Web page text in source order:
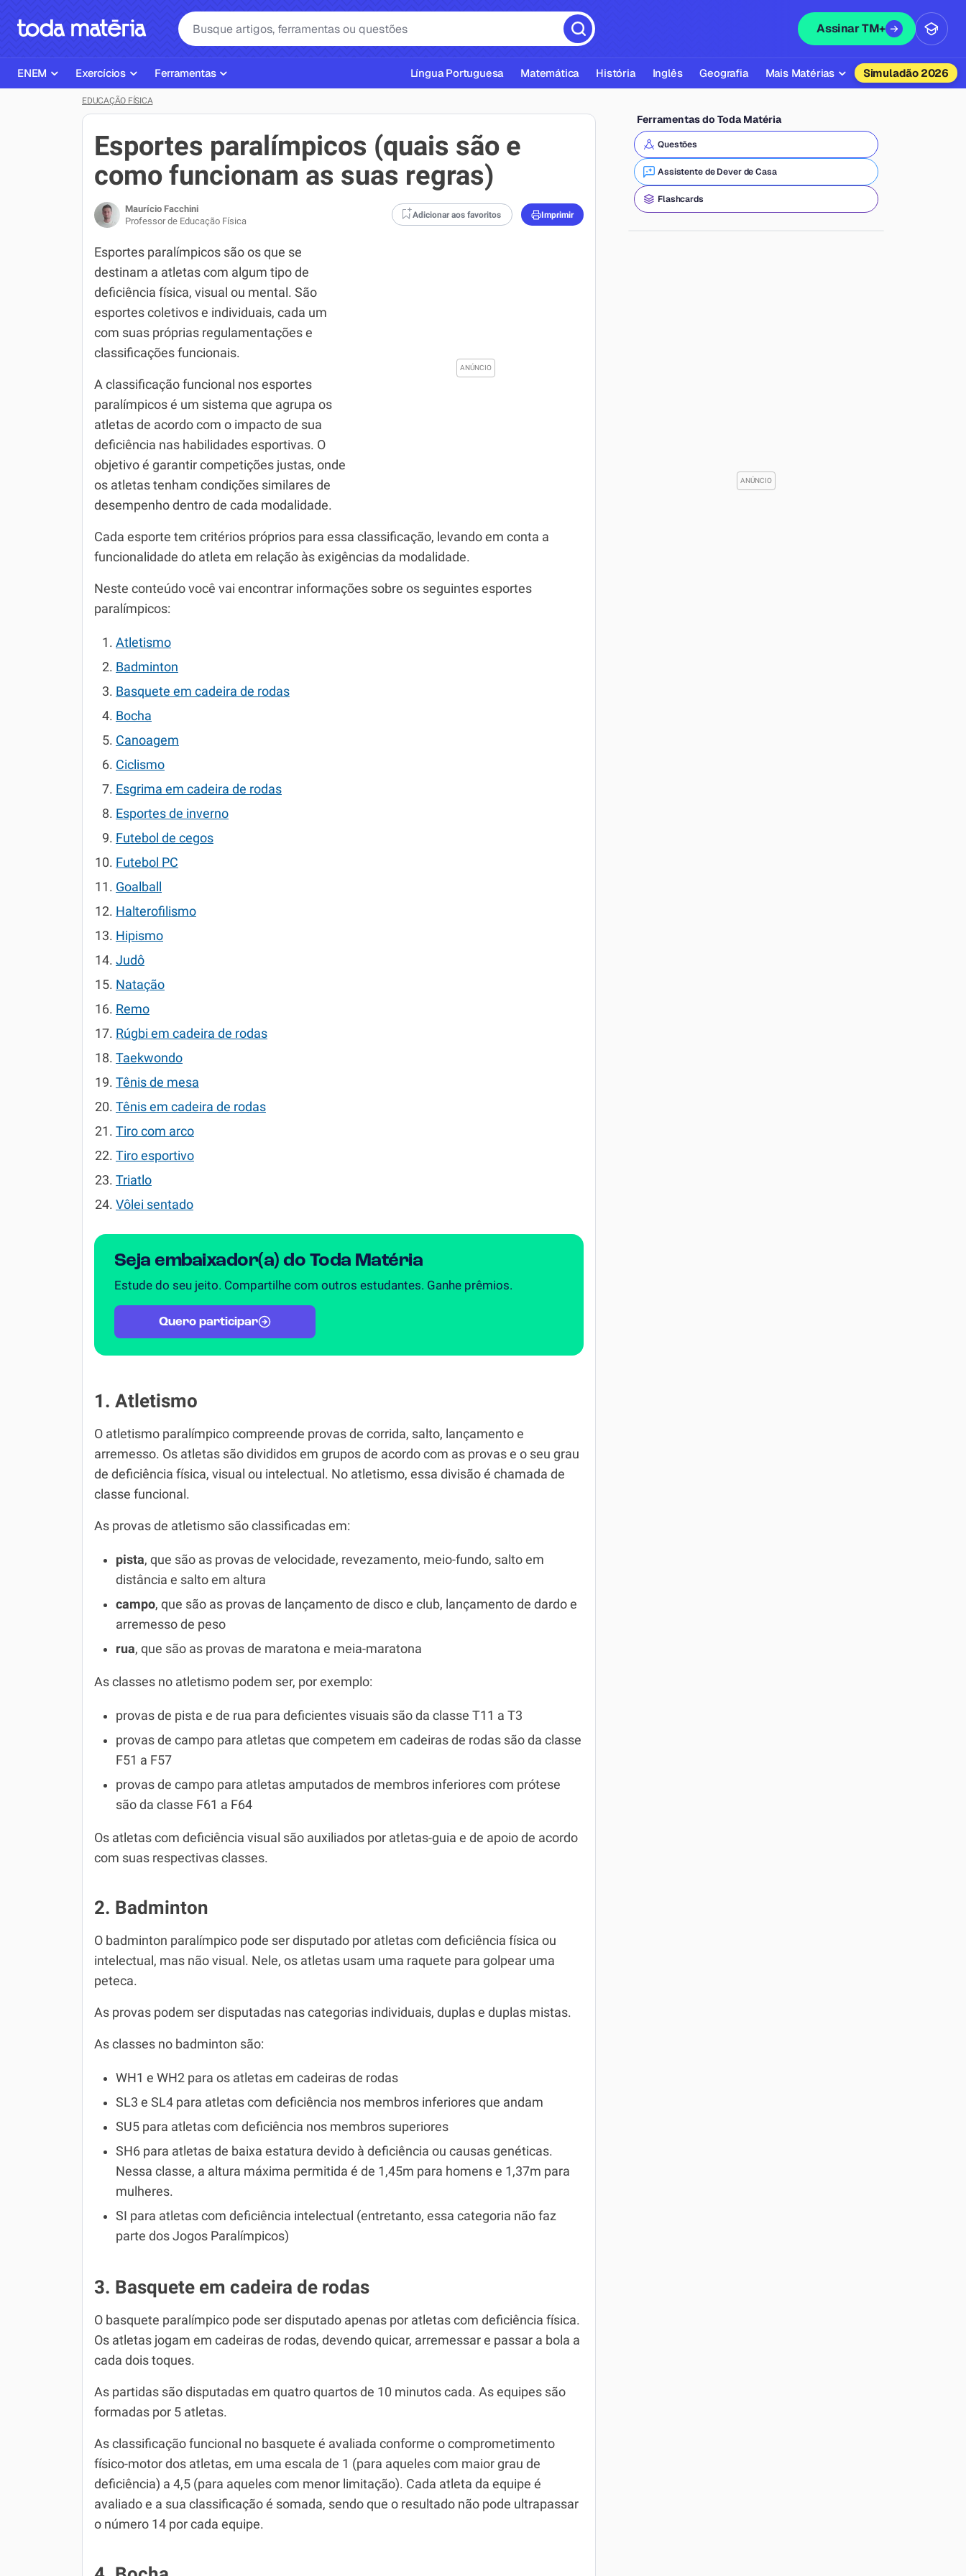
Assinar TM+
ENEM
Página Inicial ENEM
Plano de Estudos
Exercícios ENEM
Simulados ENEM
Exercícios
ENEM
Matemática
Português
Biologia
Inglês
Geografia
Química
Todos os Exercícios
Ferramentas
Corretor de Redação
Exercícios
Língua Portuguesa Matemática História Inglês Geografia Mais Matérias
Química
Física
Filosofia
Simuladão 2026
EDUCAÇÃO FÍSICA
Esportes paralímpicos (quais são e
como funcionam as suas regras)
Maurício Facchini
Professor de Educação Física
Adicionar aos favoritos Imprimir
Esportes paralímpicos são os que se
destinam a atletas com algum tipo de
deficiência física, visual ou mental. São
esportes coletivos e individuais, cada um
com suas próprias regulamentações e
classificações funcionais.
A classificação funcional nos esportes
paralímpicos é um sistema que agrupa os
atletas de acordo com o impacto de sua
deficiência nas habilidades esportivas. O
objetivo é garantir competições justas, onde
os atletas tenham condições similares de
desempenho dentro de cada modalidade.
Cada esporte tem critérios próprios para essa classificação, levando em conta a
funcionalidade do atleta em relação às exigências da modalidade.
Neste conteúdo você vai encontrar informações sobre os seguintes esportes
paralímpicos:
Atletismo
Badminton
Basquete em cadeira de rodas
Bocha
Canoagem
Ciclismo
Esgrima em cadeira de rodas
Esportes de inverno
Futebol de cegos
Futebol PC
Goalball
Halterofilismo
Hipismo
Judô
Natação
Remo
Rúgbi em cadeira de rodas
Taekwondo
Tênis de mesa
Tênis em cadeira de rodas
Tiro com arco
Tiro esportivo
Triatlo
Vôlei sentado
Seja embaixador(a) do Toda Matéria
Estude do seu jeito. Compartilhe com outros estudantes. Ganhe prêmios.
Quero participar
1. Atletismo
O atletismo paralímpico compreende provas de corrida, salto, lançamento e
arremesso. Os atletas são divididos em grupos de acordo com as provas e o seu grau
de deficiência física, visual ou intelectual. No atletismo, essa divisão é chamada de
classe funcional.
As provas de atletismo são classificadas em:
pista, que são as provas de velocidade, revezamento, meio-fundo, salto em
distância e salto em altura
campo, que são as provas de lançamento de disco e club, lançamento de dardo e
arremesso de peso
rua, que são as provas de maratona e meia-maratona
As classes no atletismo podem ser, por exemplo:
provas de pista e de rua para deficientes visuais são da classe T11 a T3
provas de campo para atletas que competem em cadeiras de rodas são da classe
F51 a F57
provas de campo para atletas amputados de membros inferiores com prótese
são da classe F61 a F64
Os atletas com deficiência visual são auxiliados por atletas-guia e de apoio de acordo
com suas respectivas classes.
2. Badminton
O badminton paralímpico pode ser disputado por atletas com deficiência física ou
intelectual, mas não visual. Nele, os atletas usam uma raquete para golpear uma
peteca.
As provas podem ser disputadas nas categorias individuais, duplas e duplas mistas.
As classes no badminton são:
WH1 e WH2 para os atletas em cadeiras de rodas
SL3 e SL4 para atletas com deficiência nos membros inferiores que andam
SU5 para atletas com deficiência nos membros superiores
SH6 para atletas de baixa estatura devido à deficiência ou causas genéticas.
Nessa classe, a altura máxima permitida é de 1,45m para homens e 1,37m para
mulheres.
SI para atletas com deficiência intelectual (entretanto, essa categoria não faz
parte dos Jogos Paralímpicos)
3. Basquete em cadeira de rodas
O basquete paralímpico pode ser disputado apenas por atletas com deficiência física.
Os atletas jogam em cadeiras de rodas, devendo quicar, arremessar e passar a bola a
cada dois toques.
As partidas são disputadas em quatro quartos de 10 minutos cada. As equipes são
formadas por 5 atletas.
As classificação funcional no basquete é avaliada conforme o comprometimento
físico-motor dos atletas, em uma escala de 1 (para aqueles com maior grau de
deficiência) a 4,5 (para aqueles com menor limitação). Cada atleta da equipe é
avaliado e a sua classificação é somada, sendo que o resultado não pode ultrapassar
o número 14 por cada equipe.
Ferramentas do Toda Matéria
Questões
Assistente de Dever de Casa
Flashcards